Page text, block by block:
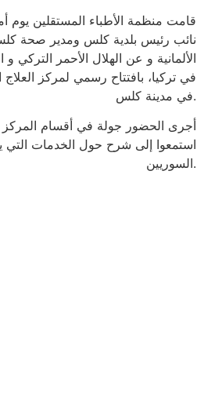
قامت منظمة الأطباء المستقلين
نائب رئيس بلدية كلس ومدير صحة
الألمانية و عن الهلال الأحمر التركي و
في تركيا، بافتتاح رسمي لمركز العلاج
في مدينة كلس.
أجرى الحضور جولة في أقسام المركز
استمعوا إلى شرح حول الخدمات التي
السوريين.